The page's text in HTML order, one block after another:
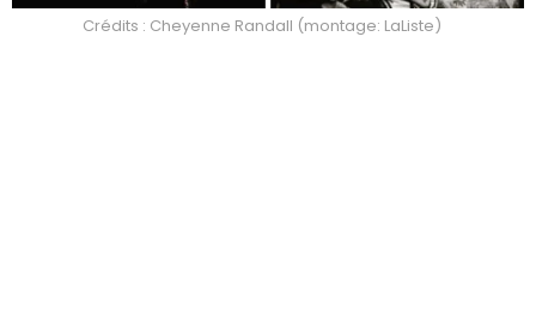
Crédits : Cheyenne Randall (montage: LaListe)